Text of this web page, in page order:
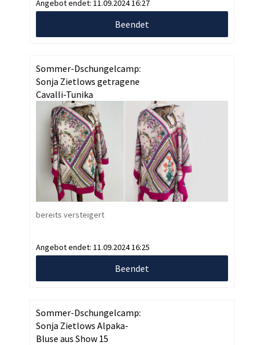
Angebot endet: 11.09.2024 16:27
Beendet
Sommer-Dschungelcamp:
Sonja Zietlows getragene
Cavalli-Tunika
bereits versteigert
Angebot endet: 11.09.2024 16:25
Beendet
Sommer-Dschungelcamp:
Sonja Zietlows Alpaka-
Bluse aus Show 15